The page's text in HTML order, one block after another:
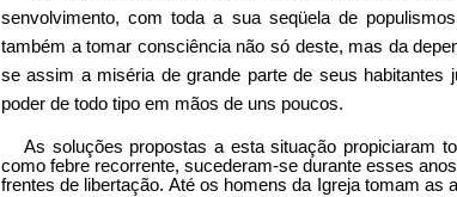
senvolvimento, com toda a sua seqüela de
também a tomar consciência não só deste, mas da
se assim a miséria de grande parte de seus habi­tantes
poder de todo tipo em mãos de uns poucos.
As soluções propostas a esta situação propici­aram
como febre recorrente, sucederam-se durante esses
frentes de libertação. Até os homens da Igreja tomam as